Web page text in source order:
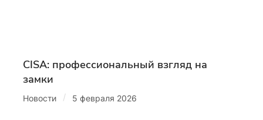
CISA: профессиональный взгляд на
замки
Новости / 5 февраля 2026